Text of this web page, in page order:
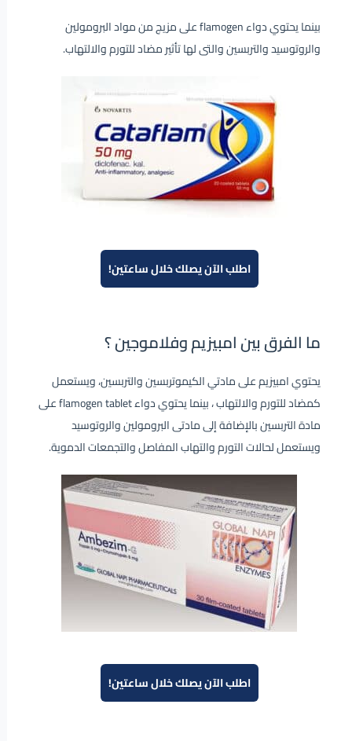
بينما يحتوي دواء flamogen على مزيج من مواد البرومولين
والروتوسيد والتربسين والتى لها تأثير مضاد للتورم والالتهاب.
اطلب الآن يصلك خلال ساعتين!
ما الفرق بين امبيزيم وفلاموجين ؟
يحتوي امبيزيم على مادتي الكيموتربسين والتربسين، ويستعمل
كمضاد للتورم والالتهاب ، بينما يحتوي دواء flamogen tablet على
مادة التربسين بالإضافة إلى مادتى البرومولين والروتوسيد
ويستعمل لحالات التورم والتهاب المفاصل والتجمعات الدموية.
اطلب الآن يصلك خلال ساعتين!